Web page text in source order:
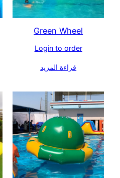
Green Wheel
Login to order
قراءة المزيد